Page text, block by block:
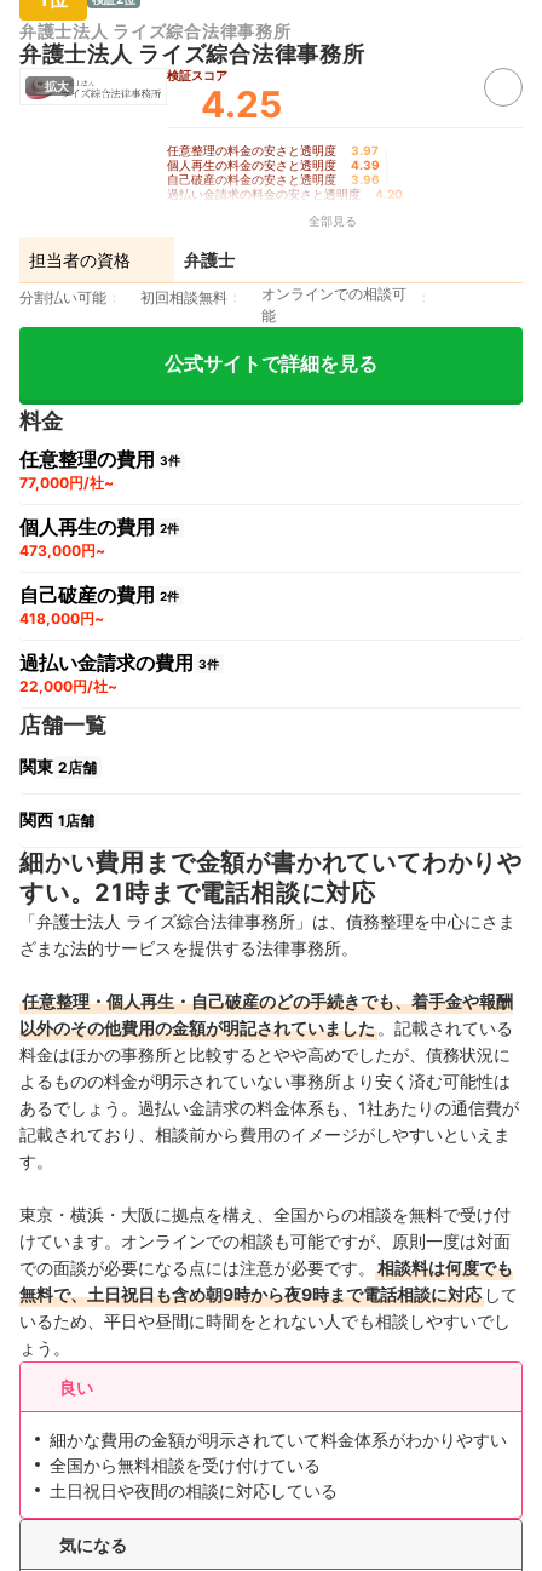
弁護士法人 ライズ綜合法律事務所
弁護士法人 ライズ綜合法律事務所
拡大
検証スコア
4.25
任意整理の料金の安さと透明度 3.97
個人再生の料金の安さと透明度 4.39
自己破産の料金の安さと透明度 3.96
過払い金請求の料金の安さと透明度 4.20
全部見る
担当者の資格 弁護士
分割払い可能 初回相談無料
オンラインでの相談可
能
公式サイトで詳細を見る
料金
任意整理の費用 3件
77,000円/社~
個人再生の費用 2件
473,000円~
自己破産の費用 2件
418,000円~
過払い金請求の費用 3件
22,000円/社~
店舗一覧
関東 2店舗
関西 1店舗
細かい費用まで金額が書かれていてわかりや
すい。21時まで電話相談に対応
「弁護士法人 ライズ綜合法律事務所」は、債務整理を中心にさま
ざまな法的サービスを提供する法律事務所。
任意整理・個人再生・自己破産のどの手続きでも、着手金や報酬
以外のその他費用の金額が明記されていました。記載されている
料金はほかの事務所と比較するとやや高めでしたが、債務状況に
よるものの料金が明示されていない事務所より安く済む可能性は
あるでしょう。過払い金請求の料金体系も、1社あたりの通信費が
記載されており、相談前から費用のイメージがしやすいといえま
す。
東京・横浜・大阪に拠点を構え、全国からの相談を無料で受け付
けています。オンラインでの相談も可能ですが、原則一度は対面
での面談が必要になる点には注意が必要です。
相談料は何度でも
無料で、土日祝日も含め朝9時から夜9時まで電話相談に対応 して
いるため、平日や昼間に時間をとれない人でも相談しやすいでし
ょう。
良い
細かな費用の金額が明示されていて料金体系がわかりやすい
全国から無料相談を受け付けている
土日祝日や夜間の相談に対応している
気になる